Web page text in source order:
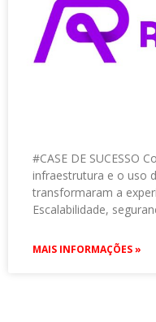
#CASE DE SUCESSO
infraestrutura e o uso
transformaram a
Escalabilidade,
MAIS INFORMAÇÕES »